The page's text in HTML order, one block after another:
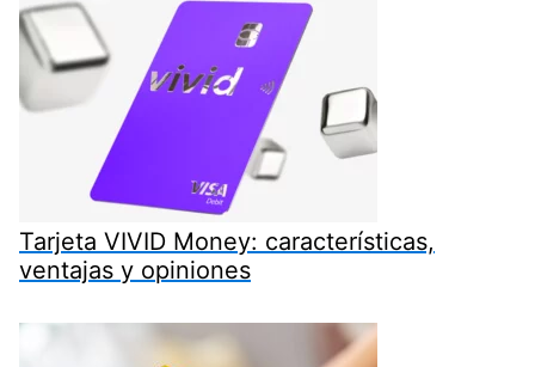
Tarjeta VIVID Money: características,
ventajas y opiniones